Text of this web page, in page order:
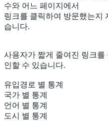
수와 어느 페이지에서
링크를 클릭하여 방문했는지
습니다.
사용자가 짧게 줄여진 링크
인할 수 있습니다.
유입경로 별 통계
국가 별 통계
언어 별 통계
도시 별 통계